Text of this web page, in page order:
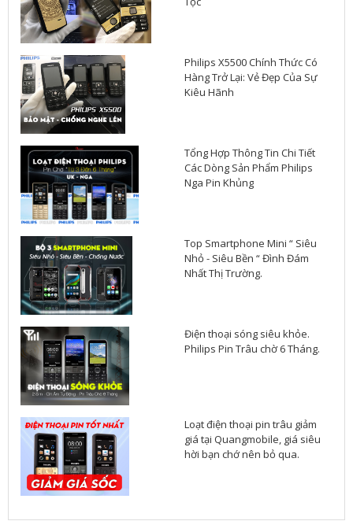
Philips X5500 Chính Thức Có
Hàng Trở Lại: Vẻ Đẹp Của Sự
Kiêu Hãnh
Tổng Hợp Thông Tin Chi Tiết
Các Dòng Sản Phẩm Philips
Nga Pin Khủng
Top Smartphone Mini “ Siêu
Nhỏ - Siêu Bền “ Đình Đám
Nhất Thị Trường.
Điện thoại sóng siêu khỏe.
Philips Pin Trâu chờ 6 Tháng.
Loạt điện thoại pin trâu giảm
giá tại Quangmobile, giá siêu
hời bạn chớ nên bỏ qua.